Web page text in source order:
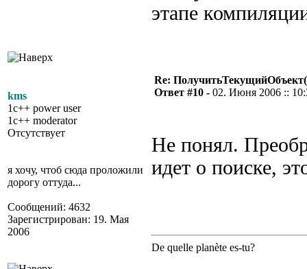
этапе
kms
1c++ power user
1c++ moderator
Отсутствует
я хочу, чтоб сюда проложили
дорогу оттуда...
Сообщений: 4632
Зарегистрирован: 19. Мая
2006
Re:
Ответ #10 - 02. Июня 2006 ::
Не понял.
идет о поиске,
De quelle planète es-tu?